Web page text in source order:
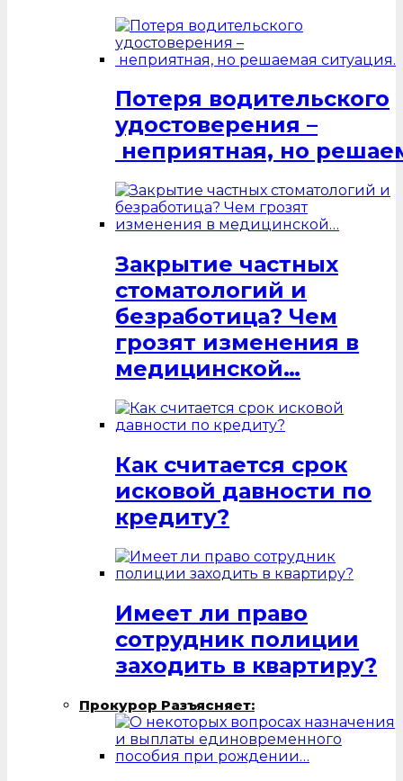
Потеря водительского
удостоверения –
неприятная, но
Закрытие частных
стоматологий и
безработица? Чем
грозят изменения в
медицинской…
Как считается срок
исковой давности по
кредиту?
Имеет ли право
сотрудник полиции
заходить в квартиру?
Прокурор Разъясняет: